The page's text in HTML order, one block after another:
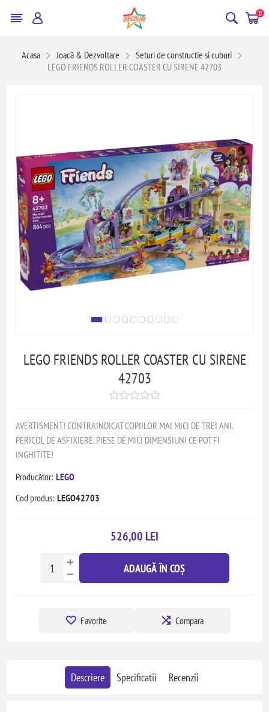
0
Acasa Joacă & Dezvoltare
Seturi de constructie si cuburi
LEGO FRIENDS ROLLER COASTER CU SIRENE 42703
LEGO FRIENDS ROLLER COASTER CU SIRENE
42703
AVERTISMENT! CONTRAINDICAT COPIILOR MAI MICI DE TREI ANI.
PERICOL DE ASFIXIERE. PIESE DE MICI DIMENSIUNI CE POT FI
INGHITITE!
Producător: LEGO
Cod produs: LEGO42703
526,00 LEI
ADAUGĂ ÎN COȘ
Favorite Compara
Descriere Specificatii Recenzii